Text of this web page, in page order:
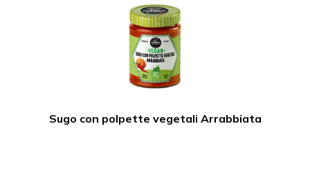
Sugo con polpette vegetali Arrabbiata